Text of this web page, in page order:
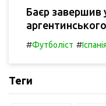
Баєр
#Футболіст #Іспанія
Теги